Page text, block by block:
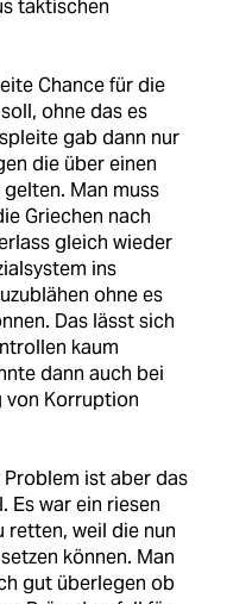
taktischen
Chance für die
ohne das es
gab dann nur
die über einen
Man muss
Griechen nach
gleich wieder
ins
ohne es
Das lässt sich
kaum
dann auch bei
von Korruption
ist aber das
Es war ein riesen
retten, weil die nun
können. Man
gut überlegen ob